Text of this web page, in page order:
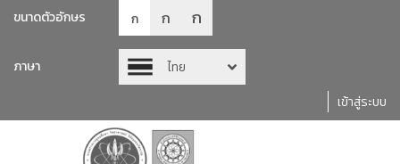
ขนาดตัวอักษร ก ก ก
ภาษา
ไทย
เข้าสู่ระบบ